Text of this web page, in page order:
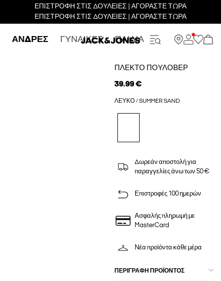
ΕΠΙΣΤΡΟΦΗ ΣΤΙΣ ΔΟΥΛΕΙΕΣ | ΑΓΟΡΑΣΤΕ ΤΩΡΑ
ΕΠΙΣΤΡΟΦΗ ΣΤΙΣ ΔΟΥΛΕΙΕΣ | ΑΓΟΡΑΣΤΕ ΤΩΡΑ
ΑΝΔΡΕΣ ΓΥΝΑΙΚΕΣ ΠΑΙΔΙΑ
ΠΛΕΚΤΌ ΠΟΥΛΌΒΕΡ
39.99 €
ΛΕΥΚΌ / SUMMER SAND
Δωρεάν αποστολή για
παραγγελίες άνω των 50 €
Επιστροφές 100 ημερών
Ασφαλής πληρωμή με
MasterCard
Νέα προϊόντα κάθε μέρα
ΠΕΡΙΓΡΑΦΉ ΠΡΟΪΌΝΤΟΣ